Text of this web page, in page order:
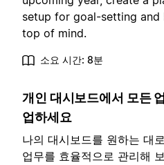
setup for goal-setting and
top of mind.
소요 시간: 8분
개인 대시보드에서 모든
업하세요
나의 대시보드를 원하는 대
업무를 효율적으로 관리해